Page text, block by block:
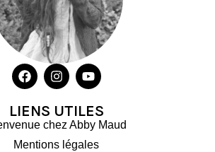
LIENS UTILES
chez Abby Maud
Mentions légales